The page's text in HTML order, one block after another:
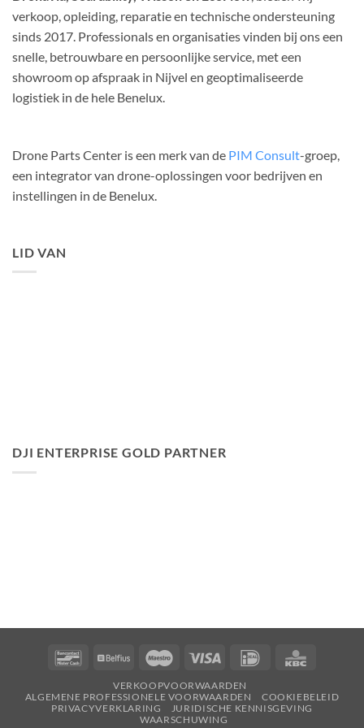
verkoop, opleiding, reparatie en technische ondersteuning
sinds 2017. Professionals en organisaties vinden bij ons een
snelle, betrouwbare en persoonlijke service, met een
showroom op afspraak in Nijvel en geoptimaliseerde
logistiek in de hele Benelux.
Drone Parts Center is een merk van de PIM Consult-groep,
een integrator van drone-oplossingen voor bedrijven en
instellingen in de Benelux.
LID VAN
DJI ENTERPRISE GOLD PARTNER
BancontactBelfius Maestro Ideaal
VERKOOPVOORWAARDEN
ALGEMENE PROFESSIONELE VOORWAARDEN
COOKIEBELEID
PRIVACYVERKLARING
JURIDISCHE KENNISGEVING
WAARSCHUWING